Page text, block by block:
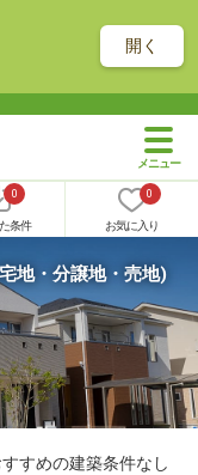
開く
0
条件
0
お気に入り
地・分譲地・売地)
すめの建築条件なし